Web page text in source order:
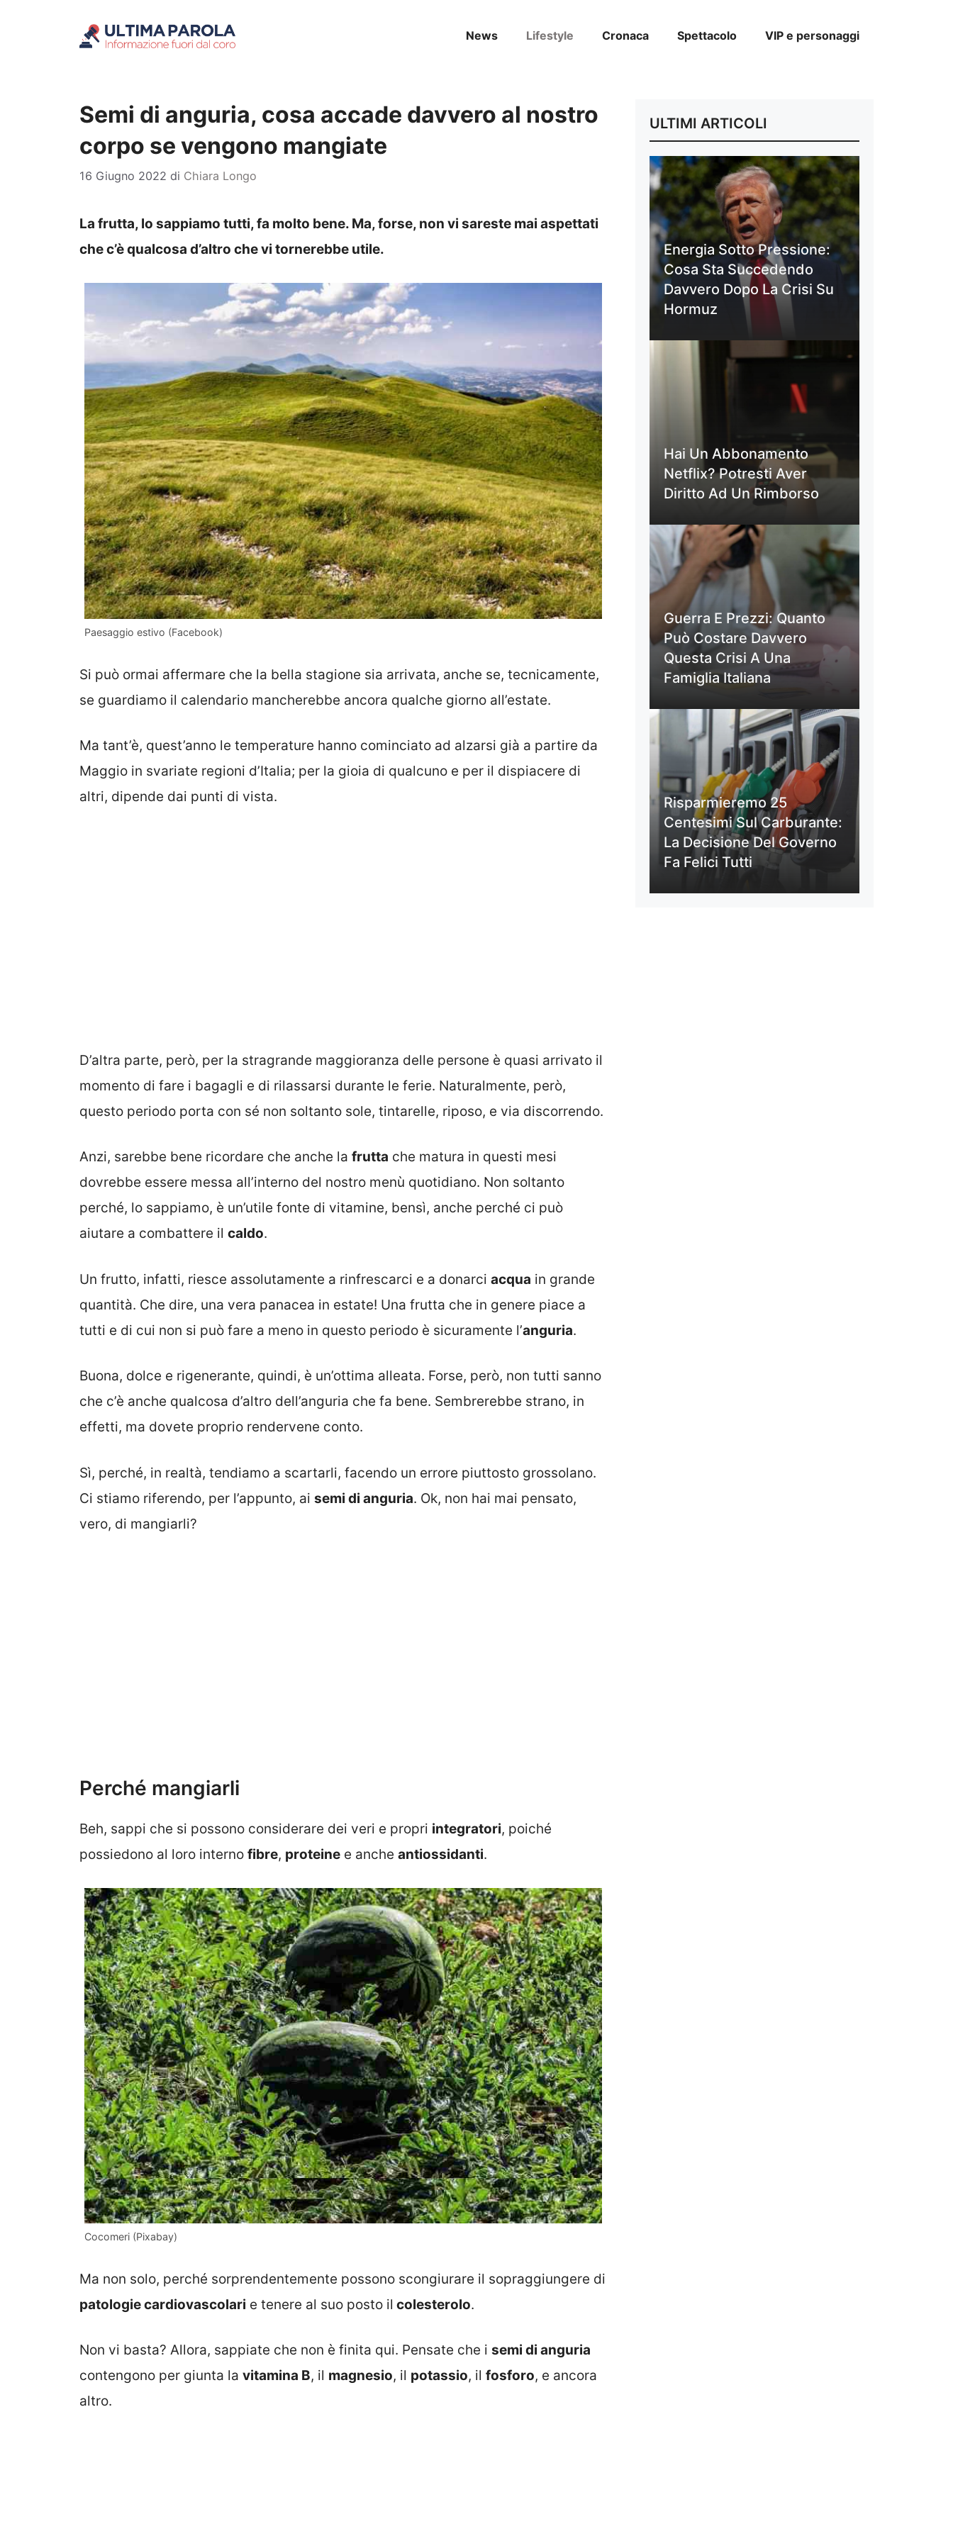
News Lifestyle Cronaca Spettacolo VIP e personaggi
Semi di anguria, cosa accade davvero al nostro
corpo se vengono mangiate
16 Giugno 2022 di Chiara Longo
La frutta, lo sappiamo tutti, fa molto bene. Ma, forse, non vi sareste mai aspettati
che c’è qualcosa d’altro che vi tornerebbe utile.
Paesaggio estivo (Facebook)
Si può ormai affermare che la bella stagione sia arrivata, anche se, tecnicamente,
se guardiamo il calendario mancherebbe ancora qualche giorno all’estate.
Ma tant’è, quest’anno le temperature hanno cominciato ad alzarsi già a partire da
Maggio in svariate regioni d’Italia; per la gioia di qualcuno e per il dispiacere di
altri, dipende dai punti di vista.
D’altra parte, però, per la stragrande maggioranza delle persone è quasi arrivato il
momento di fare i bagagli e di rilassarsi durante le ferie. Naturalmente, però,
questo periodo porta con sé non soltanto sole, tintarelle, riposo, e via discorrendo.
Anzi, sarebbe bene ricordare che anche la frutta che matura in questi mesi
dovrebbe essere messa all’interno del nostro menù quotidiano. Non soltanto
perché, lo sappiamo, è un’utile fonte di vitamine, bensì, anche perché ci può
aiutare a combattere il caldo.
Un frutto, infatti, riesce assolutamente a rinfrescarci e a donarci acqua in grande
quantità. Che dire, una vera panacea in estate! Una frutta che in genere piace a
tutti e di cui non si può fare a meno in questo periodo è sicuramente l’anguria.
Buona, dolce e rigenerante, quindi, è un’ottima alleata. Forse, però, non tutti sanno
che c’è anche qualcosa d’altro dell’anguria che fa bene. Sembrerebbe strano, in
effetti, ma dovete proprio rendervene conto.
Sì, perché, in realtà, tendiamo a scartarli, facendo un errore piuttosto grossolano.
Ci stiamo riferendo, per l’appunto, ai semi di anguria. Ok, non hai mai pensato,
vero, di mangiarli?
Perché mangiarli
Beh, sappi che si possono considerare dei veri e propri integratori, poiché
possiedono al loro interno fibre, proteine e anche antiossidanti.
Cocomeri (Pixabay)
Ma non solo, perché sorprendentemente possono scongiurare il sopraggiungere di
patologie cardiovascolari e tenere al suo posto il colesterolo.
Non vi basta? Allora, sappiate che non è finita qui. Pensate che i semi di anguria
contengono per giunta la vitamina B, il magnesio, il potassio, il fosforo, e ancora
altro.
ULTIMI ARTICOLI
Energia Sotto Pressione:
Cosa Sta Succedendo
Davvero Dopo La Crisi Su
Hormuz
Hai Un Abbonamento
Netflix? Potresti Aver
Diritto Ad Un Rimborso
Guerra E Prezzi: Quanto
Può Costare Davvero
Questa Crisi A Una
Famiglia Italiana
Risparmieremo 25
Centesimi Sul Carburante:
La Decisione Del Governo
Fa Felici Tutti